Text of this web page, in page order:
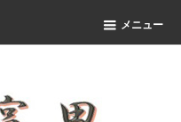
メニュー